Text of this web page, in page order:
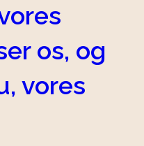
os, og
vores